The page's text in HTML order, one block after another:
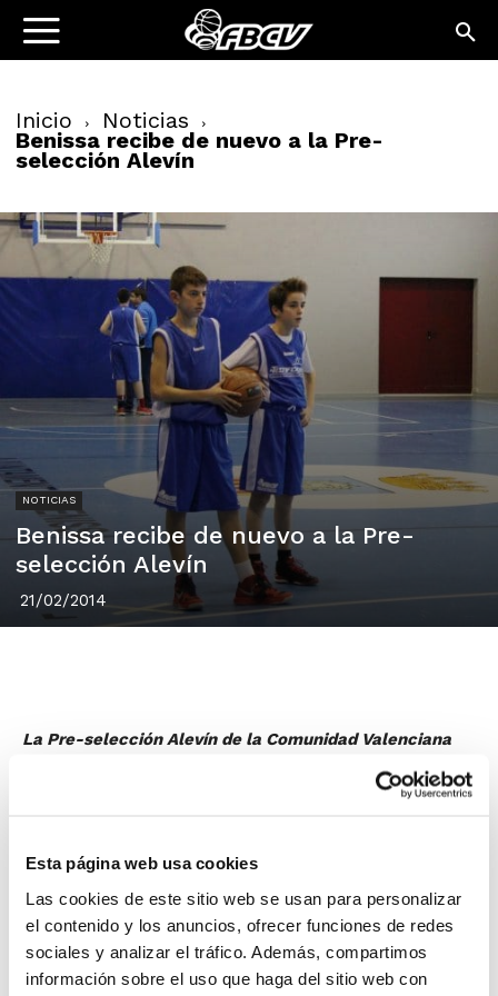
Esta página web usa cookies
Las cookies de este sitio web se usan para personalizar
el contenido y los anuncios, ofrecer funciones de redes
sociales y analizar el tráfico. Además, compartimos
información sobre el uso que haga del sitio web con
Inicio Noticias
Benissa recibe de nuevo a la Pre-
selección Alevín
NOTICIAS
Benissa recibe de nuevo a la Pre-
selección Alevín
21/02/2014
La Pre-selección Alevín de la Comunidad Valenciana
realizará este próximo domingo en Benissa el último
entrenamiento antes de que el Cuerpo Técnico dé la
Tanto los chicos como las chicas tendrán sesión doble
horario de 11´00 a 13´00 y de 16´30 a 18´30 h. Por la
mañana, la sesión consistirá en un entrenamiento,
mientras que por la tarde habrá partido amistoso. Los